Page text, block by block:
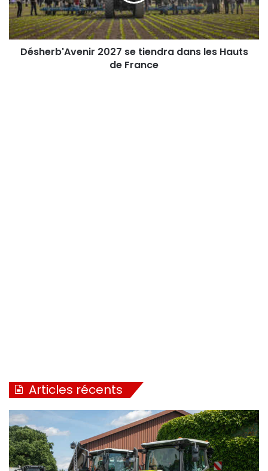
Hauts
de
France
Désherb'Avenir 2027 se tiendra dans les Hauts
de France
Articles récents